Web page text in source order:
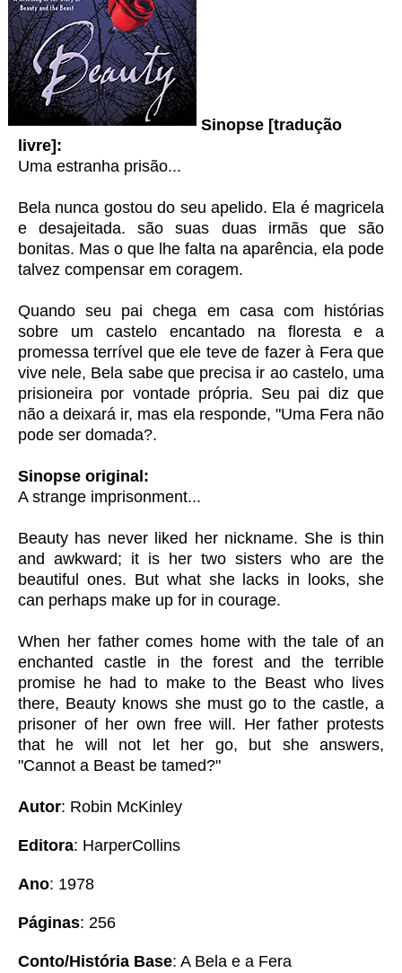
Sinopse [tradução
livre]:
Uma estranha prisão...
Bela nunca gostou do seu apelido. Ela é magricela
e desajeitada. são suas duas irmãs que são
bonitas. Mas o que lhe falta na aparência, ela pode
talvez compensar em coragem.
Quando seu pai chega em casa com histórias
sobre um castelo encantado na floresta e a
promessa terrível que ele teve de fazer à Fera que
vive nele, Bela sabe que precisa ir ao castelo, uma
prisioneira por vontade própria. Seu pai diz que
não a deixará ir, mas ela responde, "Uma Fera não
pode ser domada?.
Sinopse original:
A strange imprisonment...
Beauty has never liked her nickname. She is thin
and awkward; it is her two sisters who are the
beautiful ones. But what she lacks in looks, she
can perhaps make up for in courage.
When her father comes home with the tale of an
enchanted castle in the forest and the terrible
promise he had to make to the Beast who lives
there, Beauty knows she must go to the castle, a
prisoner of her own free will. Her father protests
that he will not let her go, but she answers,
"Cannot a Beast be tamed?"
Autor: Robin McKinley
Editora: HarperCollins
Ano: 1978
Páginas: 256
Conto/História Base: A Bela e a Fera